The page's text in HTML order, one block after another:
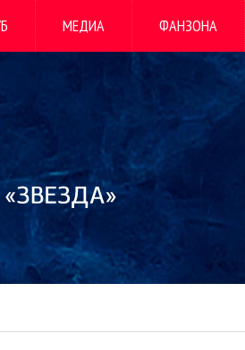
МЕДИА ФАНЗОНА